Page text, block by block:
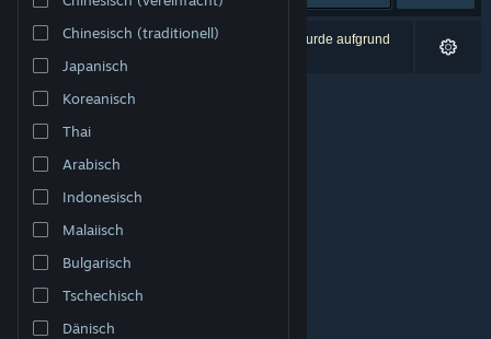
Sprache ändern
Steam-Mobile-App herunterladen
Desktopversion anzeigen
Chinesisch (traditionell)
Japanisch
Koreanisch
Thai
Arabisch
Indonesisch
Malaiisch
Bulgarisch
Tschechisch
Dänisch
0 Ergebnisse entsprechen Ihrer Suche. 1 Titel wurde aufgrund
Ihrer Einstellungen ausgeschlossen.